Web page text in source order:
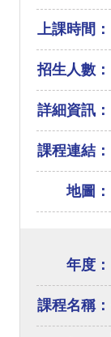
上課時間：
招生人數：
詳細資訊：
課程連結：
地圖：
年度：
課程名稱：